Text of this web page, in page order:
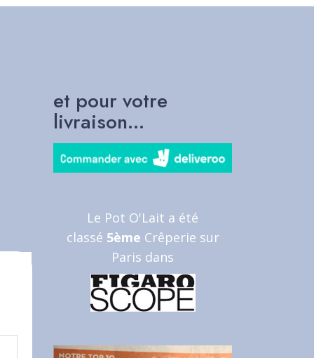
et pour votre
livraison...
Le Pot O'Lait a été
classé 5ème Crêperie sur
Paris dans